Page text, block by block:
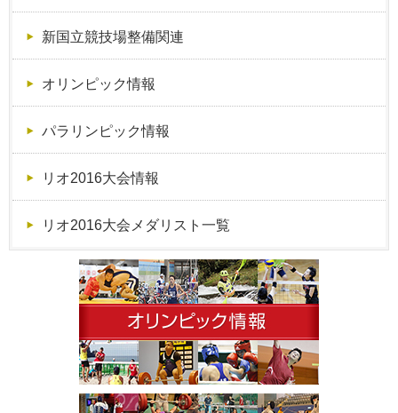
新国立競技場整備関連
オリンピック情報
パラリンピック情報
リオ2016大会情報
リオ2016大会メダリスト一覧